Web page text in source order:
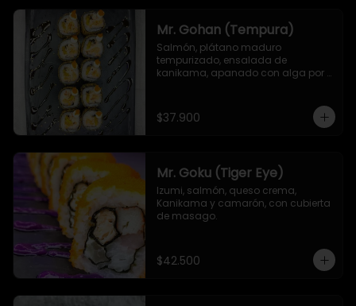
Mr. Gohan (Tempura)
Salmón, plátano maduro
tempurizado, ensalada de
kanikama, apanado con alga por
$37.900
Mr. Goku (Tiger Eye)
Izumi, salmón, queso crema,
Kanikama y camarón, con cubierta
de masago.
$42.500